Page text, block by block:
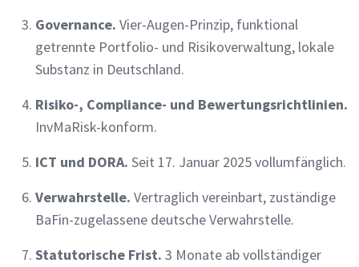
Governance. Vier-Augen-Prinzip, funktional
getrennte Portfolio- und Risikoverwaltung, lokale
Substanz in Deutschland.
Risiko-, Compliance- und Bewertungsrichtlinien.
InvMaRisk-konform.
ICT und DORA. Seit 17. Januar 2025 vollumfänglich.
Verwahrstelle. Vertraglich vereinbart, zuständige
BaFin-zugelassene deutsche Verwahrstelle.
Statutorische Frist. 3 Monate ab vollständiger